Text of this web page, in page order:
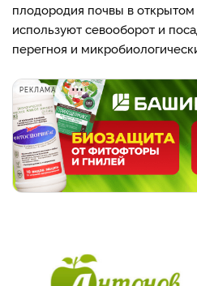
плодородия почвы в открытом
используют севооборот и
перегноя и
РЕКЛАМА